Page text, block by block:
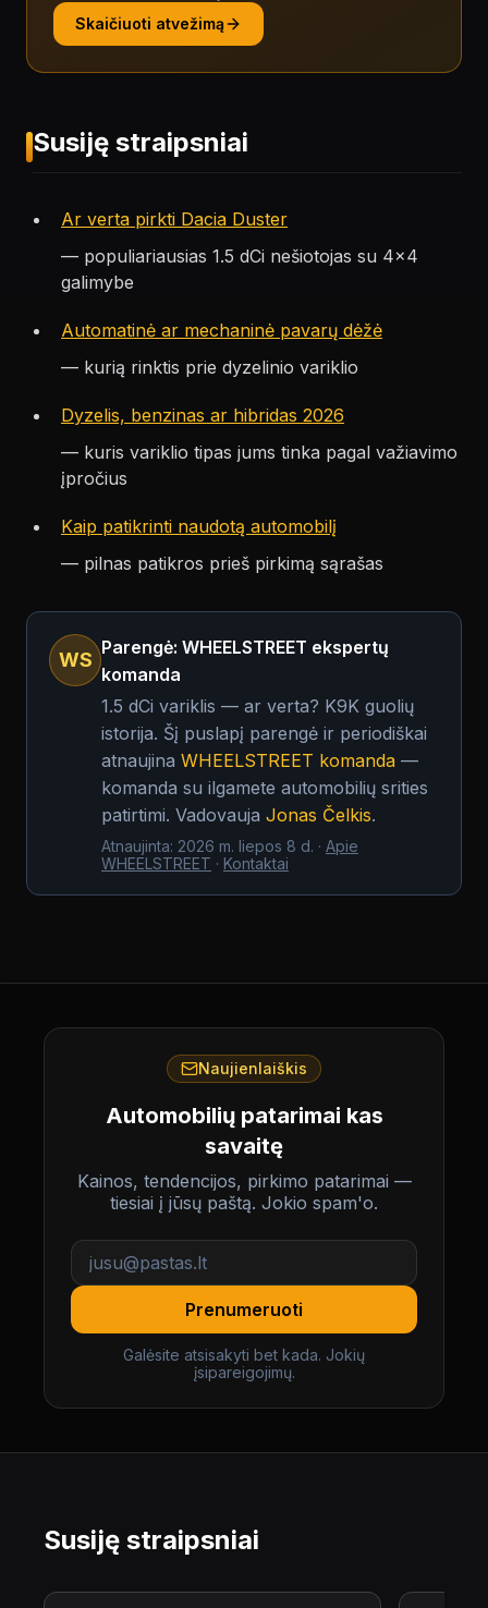
Skaičiuoti atvežimą
Susiję straipsniai
Ar verta pirkti Dacia Duster
— populiariausias 1.5 dCi nešiotojas su 4×4
galimybe
Automatinė ar mechaninė pavarų dėžė
— kurią rinktis prie dyzelinio variklio
Dyzelis, benzinas ar hibridas 2026
— kuris variklio tipas jums tinka pagal važiavimo
įpročius
Kaip patikrinti naudotą automobilį
— pilnas patikros prieš pirkimą sąrašas
WS
Parengė: WHEELSTREET ekspertų
komanda
1.5 dCi variklis — ar verta? K9K guolių
istorija. Šį puslapį parengė ir periodiškai
atnaujina WHEELSTREET komanda —
komanda su ilgamete automobilių srities
patirtimi. Vadovauja Jonas Čelkis.
Atnaujinta: 2026 m. liepos 8 d. · Apie
WHEELSTREET · Kontaktai
Naujienlaiškis
Automobilių patarimai kas
savaitę
Kainos, tendencijos, pirkimo patarimai —
tiesiai į jūsų paštą. Jokio spam'o.
Prenumeruoti
Galėsite atsisakyti bet kada. Jokių
įsipareigojimų.
Susiję straipsniai